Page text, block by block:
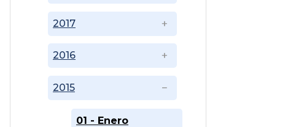
2015
01 - Enero
2016
2017